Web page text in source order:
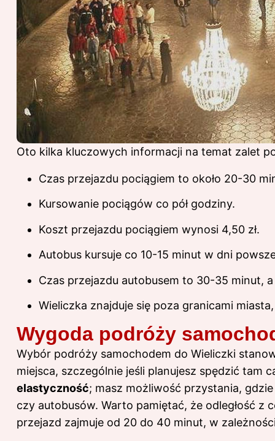
Oto kilka kluczowych informacji na temat zalet
Czas przejazdu pociągiem to około 20-30
Kursowanie pociągów co pół godziny.
Koszt przejazdu pociągiem wynosi 4,50 zł.
Autobus kursuje co 10-15 minut w dni
Czas przejazdu autobusem to 30-35 minut,
Wieliczka znajduje się poza granicami
Wygoda podróży
Wybór podróży samochodem do Wieliczki
miejsca, szczególnie jeśli planujesz spędzić tam
elastyczność; masz możliwość przystania,
czy autobusów. Warto pamiętać, że odległość
przejazd zajmuje od 20 do 40 minut, w